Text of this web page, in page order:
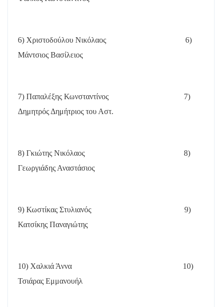
6) Χριστοδούλου Νικόλαος
6)
Μάντσιος Βασίλειος
7) Παπαλέξης Κωνσταντίνος
7)
Δημητρός Δημήτριος του Αστ.
8) Γκιώτης Νικόλαος
8)
Γεωργιάδης Αναστάσιος
9) Κωστίκας Στυλιανός
9)
Κατσίκης Παναγιώτης
10) Χαλκιά Άννα
10)
Τσιάρας Εμμανουήλ